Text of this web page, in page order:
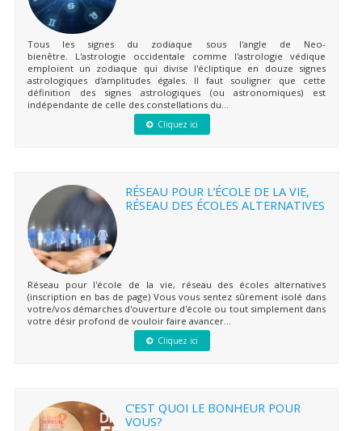
Tous les signes du zodiaque sous l'angle de Neo-
bienêtre. L'astrologie occidentale comme l'astrologie védique
emploient un zodiaque qui divise l'écliptique en douze signes
astrologiques d'amplitudes égales. Il faut souligner que cette
définition des signes astrologiques (ou astronomiques) est
indépendante de celle des constellations du...
Cliquez ici
RÉSEAU POUR L’ÉCOLE DE LA VIE,
RÉSEAU DES ÉCOLES ALTERNATIVES
Réseau pour l'école de la vie, réseau des écoles alternatives
(inscription en bas de page) Vous vous sentez sûrement isolé dans
votre/vos démarches d'ouverture d'école ou tout simplement dans
votre désir profond de vouloir faire avancer...
Cliquez ici
C’EST QUOI LE BONHEUR POUR
VOUS?